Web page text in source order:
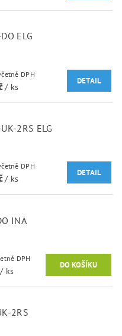
ELG
315,93 Kč včetně DPH
/ ks
DETAIL
2RS ELG
501,61 Kč včetně DPH
/ ks
DETAIL
INA
Kč včetně DPH
/ ks
2RS